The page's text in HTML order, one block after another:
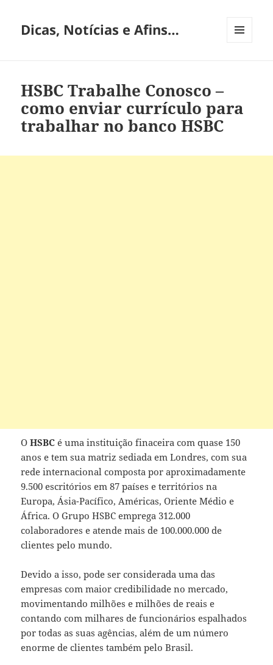
Dicas, Notícias e Afins…
HSBC Trabalhe Conosco –
como enviar currículo para
trabalhar no banco HSBC
OHSBC é uma instituição finaceira com quase 150
anos e tem sua matriz sediada em Londres, com sua
rede internacional composta por aproximadamente
9.500 escritórios em 87 países e territórios na
Europa, Ásia-Pacífico, Américas, Oriente Médio e
África. O Grupo HSBC emprega 312.000
colaboradores e atende mais de 100.000.000 de
clientes pelo mundo.
Devido a isso, pode ser considerada uma das
empresas com maior credibilidade no mercado,
movimentando milhões e milhões de reais e
contando com milhares de funcionários espalhados
por todas as suas agências, além de um número
enorme de clientes também pelo Brasil.